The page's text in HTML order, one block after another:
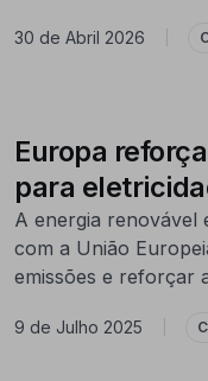
30 de Abril 2026
Europa
para
A energia renovável
com a União
emissões e reforçar
9 de Julho 2025